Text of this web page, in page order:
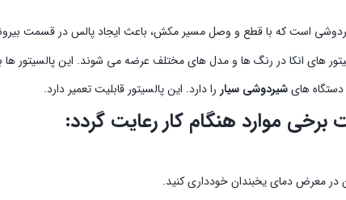
است که با قطع و وصل مسیر مکش، باعث ایجاد پالس در قسمت
های انکا در رنگ ها و مدل های مختلف عرضه می شوند. این پالسیتور ها
شیردوشی سیار را دارد. این پالسیتور قابلیت تعمیر دارد.
برخی موارد هنگام کار رعایت گردد:
در معرض دمای یخبندان خودداری کنید.